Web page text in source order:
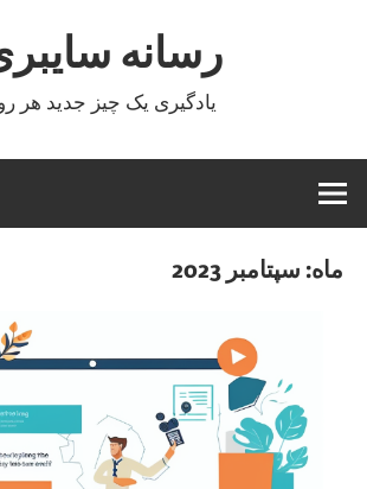
رسانه
یادگیری یک چیز جدید هر
ماه: سپتامبر 2023